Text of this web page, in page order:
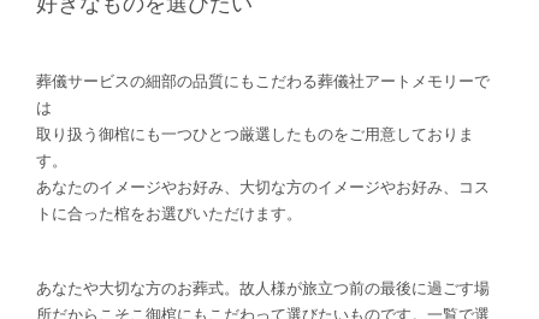
葬儀サービスの細部の品質にもこだわる葬儀社アートメモリーで
は
取り扱う御棺にも一つひとつ厳選したものをご用意しておりま
す。
あなたのイメージやお好み、大切な方のイメージやお好み、コス
トに合った棺をお選びいただけます。
あなたや大切な方のお葬式。故人様が旅立つ前の最後に過ごす場
所だからこそこ御棺にもこだわって選びたいものです。一覧で選